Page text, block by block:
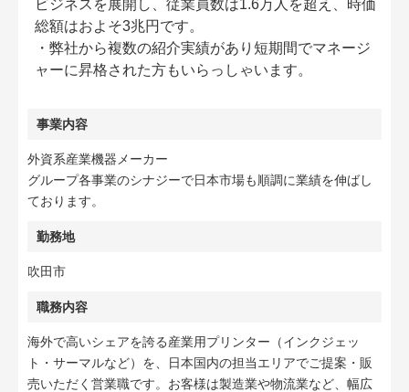
ビジネスを展開し、従業員数は1.6万人を超え、時価
総額はおよそ3兆円です。
・弊社から複数の紹介実績があり短期間でマネージ
ャーに昇格された方もいらっしゃいます。
事業内容
外資系産業機器メーカー
グループ各事業のシナジーで日本市場も順調に業績を伸ばし
ております。
勤務地
吹田市
職務内容
海外で高いシェアを誇る産業用プリンター（インクジェッ
ト・サーマルなど）を、日本国内の担当エリアでご提案・販
売いただく営業職です。お客様は製造業や物流業など、幅広